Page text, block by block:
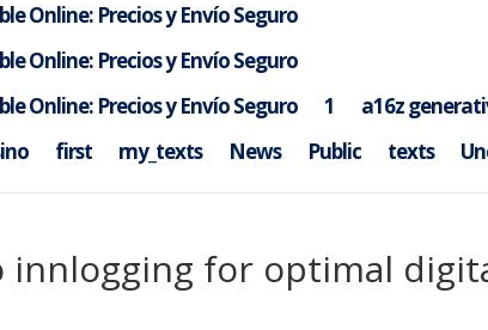
Online: Precios y Envío Seguro
Online: Precios y Envío Seguro
Online: Precios y Envío Seguro
1 a16z
first my_texts News Public texts
innlogging for optimal
innlogging for optimal